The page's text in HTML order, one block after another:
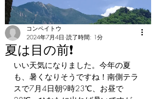
夏は目の前❗
コンペイトウ
2024年7月4日 読了時間: 1分
いい天気になりました。今年の夏
も、暑くなりそうですね！南側テラ
スで7月4日朝9時23℃、お昼で